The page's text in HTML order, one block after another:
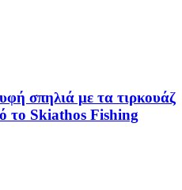
σπηλιά με τα τιρκουάζ
το Skiathos Fishing